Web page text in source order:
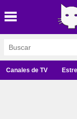
Canales de TV